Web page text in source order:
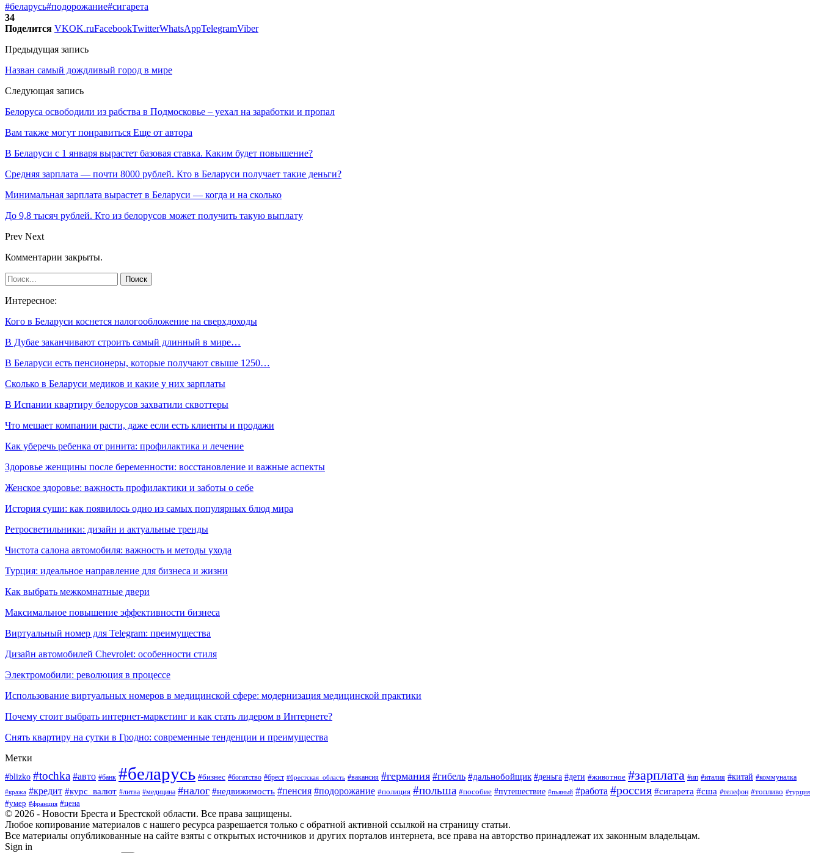
#беларусь#подорожание#сигарета
34
Поделится VKOK.ruFacebookTwitterWhatsAppTelegramViber
Предыдущая запись
Назван самый дождливый город в мире
Следующая запись
Белоруса освободили из рабства в Подмосковье – уехал на заработки и пропал
Вам также могут понравиться Еще от автора
В Беларуси с 1 января вырастет базовая ставка. Каким будет повышение?
Средняя зарплата — почти 8000 рублей. Кто в Беларуси получает такие деньги?
Минимальная зарплата вырастет в Беларуси — когда и на сколько
До 9,8 тысяч рублей. Кто из белорусов может получить такую выплату
Prev Next
Комментарии закрыты.
Интересное:
Кого в Беларуси коснется налогообложение на сверхдоходы
В Дубае заканчивают строить самый длинный в мире…
В Беларуси есть пенсионеры, которые получают свыше 1250…
Сколько в Беларуси медиков и какие у них зарплаты
В Испании квартиру белорусов захватили сквоттеры
Что мешает компании расти, даже если есть клиенты и продажи
Как уберечь ребенка от ринита: профилактика и лечение
Здоровье женщины после беременности: восстановление и важные аспекты
Женское здоровье: важность профилактики и заботы о себе
История суши: как появилось одно из самых популярных блюд мира
Ретросветильники: дизайн и актуальные тренды
Чистота салона автомобиля: важность и методы ухода
Турция: идеальное направление для бизнеса и жизни
Как выбрать межкомнатные двери
Максимальное повышение эффективности бизнеса
Виртуальный номер для Telegram: преимущества
Дизайн автомобилей Chevrolet: особенности стиля
Электромобили: революция в процессе
Использование виртуальных номеров в медицинской сфере: модернизация медицинской практики
Почему стоит выбрать интернет-маркетинг и как стать лидером в Интернете?
Снять квартиру на сутки в Гродно: современные тенденции и преимущества
Метки
#blizko #tochka #авто #банк #беларусь #бизнес #богатство #брест #брестская_область #вакансия #германия #гибель #дальнобойщик #деньга #дети #животное #зарплата #ип #италия #китай #коммуналка
#кража #кредит #курс_валют #литва #медицина #налог #недвижимость #пенсия #подорожание #полиция #польша #пособие #путешествие #пьяный #работа #россия #сигарета #сша #телефон #топливо #турция
#умер #франция #цена
© 2026 - Новости Бреста и Брестской области. Все права защищены.
Любое копирование материалов с нашего ресурса разрешается только с обратной активной ссылкой на страницу статьи.
Все материалы опубликованные на сайте взяты с открытых источников и других порталов интернета, все права на авторство принадлежат их законным владельцам.
Sign in